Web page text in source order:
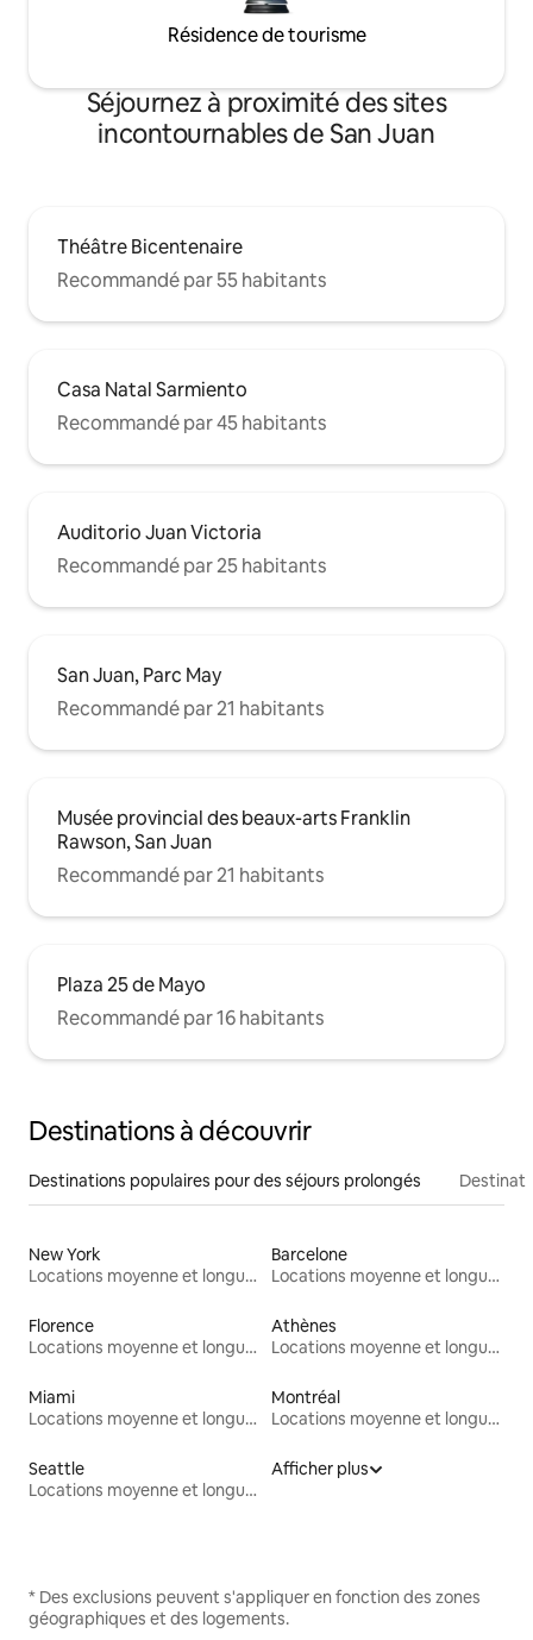
Résidence de tourisme
Séjournez à proximité des sites
incontournables de San Juan
Théâtre Bicentenaire
Recommandé par 55 habitants
Casa Natal Sarmiento
Recommandé par 45 habitants
Auditorio Juan Victoria
Recommandé par 25 habitants
San Juan, Parc May
Recommandé par 21 habitants
Musée provincial des beaux-arts Franklin
Rawson, San Juan
Recommandé par 21 habitants
Plaza 25 de Mayo
Recommandé par 16 habitants
Destinations à découvrir
Destinations populaires pour des séjours prolongés
New York
Locations moyenne et longue durée
Barcelone
Locations moyenne et longue durée
Florence
Locations moyenne et longue durée
Athènes
Locations moyenne et longue durée
Miami
Locations moyenne et longue durée
Montréal
Locations moyenne et longue durée
Seattle
Locations moyenne et longue durée
Afficher plus
* Des exclusions peuvent s'appliquer en fonction des zones
géographiques et des logements.